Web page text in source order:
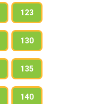
123
130
135
140